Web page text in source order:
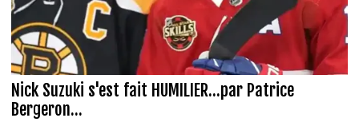
Nick Suzuki s'est fait HUMILIER...par Patrice
Bergeron...